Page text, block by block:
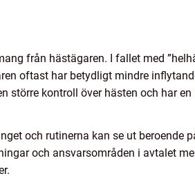
från hästägaren. I fallet med
oftast har betydligt mindre
större kontroll över hästen och har
och rutinerna kan se ut beroende
och ansvarsområden i avtalet